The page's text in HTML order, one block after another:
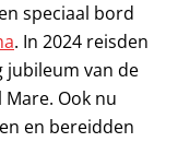
speciaal bord
. In 2024 reisden
jubileum van de
Ook nu
en bereidden